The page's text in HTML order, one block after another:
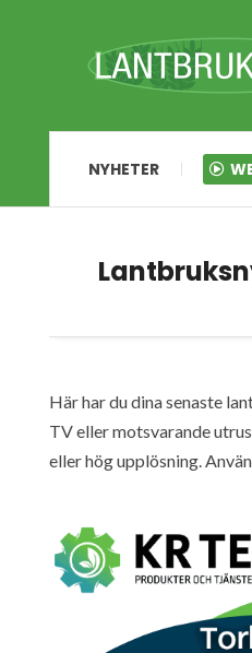
NYHETER
Här har du dina senaste
TV eller motsvarande
eller hög upplösning.